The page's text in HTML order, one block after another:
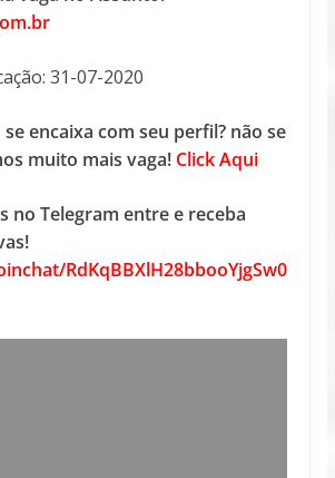
31-07-2020
se encaixa com seu perfil? não se
muito mais vaga! Click Aqui
no Telegram entre e receba
RdKqBBXlH28bbooYjgSw0